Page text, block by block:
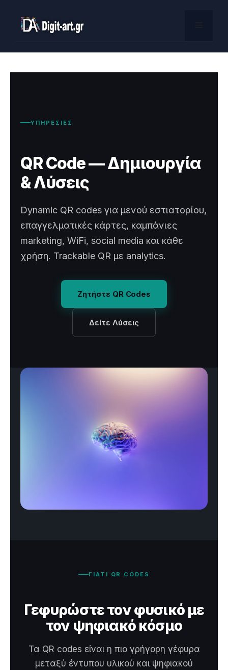
content
ΥΠΗΡΕΣΙΕΣ
QR Code — Δημιουργία
& Λύσεις
Dynamic QR codes για μενού εστιατορίου,
επαγγελματικές κάρτες, καμπάνιες
marketing, WiFi, social media και κάθε
χρήση. Trackable QR με analytics.
Ζητήστε QR Codes
Δείτε Λύσεις
ΓΙΑΤΙ QR CODES
Γεφυρώστε τον φυσικό με
τον ψηφιακό κόσμο
Τα QR codes είναι η πιο γρήγορη γέφυρα
μεταξύ έντυπου υλικού και ψηφιακού